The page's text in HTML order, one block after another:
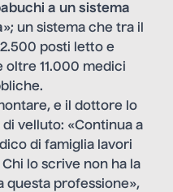
a un sistema
»; un sistema che tra il
posti letto e
oltre 11.000 medici
e il dottore lo
velluto: «Continua a
di famiglia lavori
lo scrive non ha la
questa professione»,